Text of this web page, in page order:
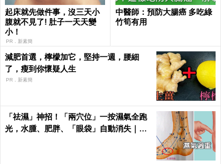
起床就先做件事，沒三天小
腹就不見了! 肚子一天天變
小！
PR．新素簡
中醫師：預防大腸癌 多吃綠
竹筍有用
減肥首選，檸檬加它，堅持一週，腰細
了，瘦到你懷疑人生
PR．新素簡
「祛濕」神招！「兩穴位」一按濕氣全跑
光，水腫、肥胖、「眼袋」自動消失｜每